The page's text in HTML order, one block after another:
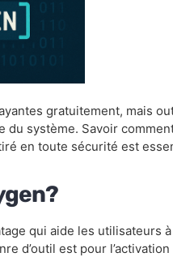
gratuitement, mais
système. Savoir
en toute sécurité est
qui aide les utilisateurs
d’outil est pour